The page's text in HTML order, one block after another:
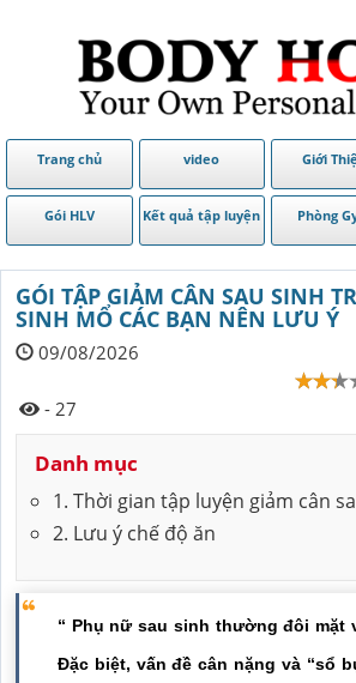
Trang chủ video Giới
Gói HLV Kết quả tập luyện Phòng
GÓI TẬP GIẢM CÂN SAU SINH
SINH MỔ CÁC BẠN NÊN LƯU Ý
09/08/2026
- 27
Danh mục
1. Thời gian tập luyện giảm cân
2. Lưu ý chế độ ăn
“ Phụ nữ sau sinh thường đôi mặt
Đặc biệt, vấn đề cân nặng và “sổ